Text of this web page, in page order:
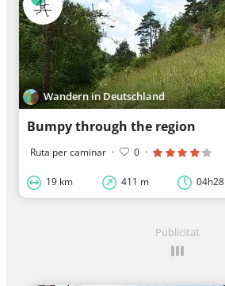
Wandern in Deutschland
Bumpy through the region
Ruta per caminar · 0 ·
19 km 411 m 04h28
Publicitat